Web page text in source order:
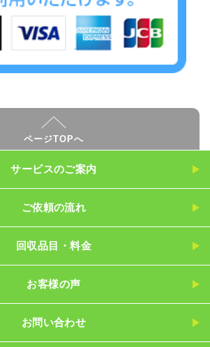
ページTOPへ
サービスのご案内
ご依頼の流れ
回収品目・料金
お客様の声
お問い合わせ